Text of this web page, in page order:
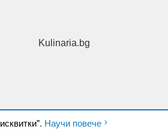
Научи повече
Kulinaria.bg